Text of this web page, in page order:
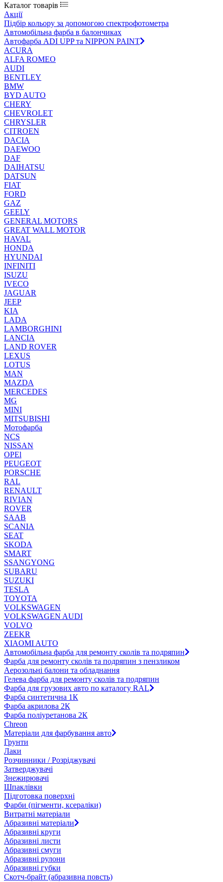
Каталог товарів
Акції
Підбір кольору за допомогою спектрофотометра
Автомобільна фарба в балончиках
Автофарба ADI UPP та NIPPON PAINT
ACURA
ALFA ROMEO
AUDI
BENTLEY
BMW
BYD AUTO
CHERY
CHEVROLET
CHRYSLER
CITROEN
DACIA
DAEWOO
DAF
DAIHATSU
DATSUN
FIAT
FORD
GAZ
GEELY
GENERAL MOTORS
GREAT WALL MOTOR
HAVAL
HONDA
HYUNDAI
INFINITI
ISUZU
IVECO
JAGUAR
JEEP
KIA
LADA
LAMBORGHINI
LANCIA
LAND ROVER
LEXUS
LOTUS
MAN
MAZDA
MERCEDES
MG
MINI
MITSUBISHI
Мотофарба
NCS
NISSAN
OPEl
PEUGEOT
PORSCHE
RAL
RENAULT
RIVIAN
ROVER
SAAB
SCANIA
SEAT
SKODA
SMART
SSANGYONG
SUBARU
SUZUKI
TESLA
TOYOTA
VOLKSWAGEN
VOLKSWAGEN AUDI
VOLVO
ZEEKR
XIAOMI AUTO
Автомобільна фарба для ремонту сколів та подряпин
Фарба для ремонту сколів та подряпин з пензликом
Аерозольні балони та обладнання
Гелева фарба для ремонту сколів та подряпин
Фарба для грузових авто по каталогу RAL
Фарба синтетична 1К
Фарба акрилова 2К
Фарба поліуретанова 2К
Chreon
Матеріали для фарбування авто
Грунти
Лаки
Розчинники / Розріджувачі
Затверджувачі
Знежирювачі
Шпаклівки
Підготовка поверхні
Фарби (пігменти, ксераліки)
Витратні матеріали
Абразивні матеріали
Абразивні круги
Абразивні листи
Абразивні смуги
Абразивні рулони
Абразивні губки
Скотч-брайт (абразивна повсть)